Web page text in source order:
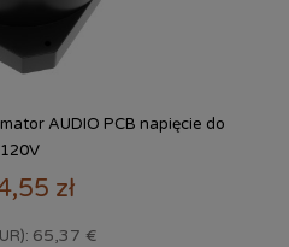
AUDIO PCB napięcie do
120V
zł
65,37 €